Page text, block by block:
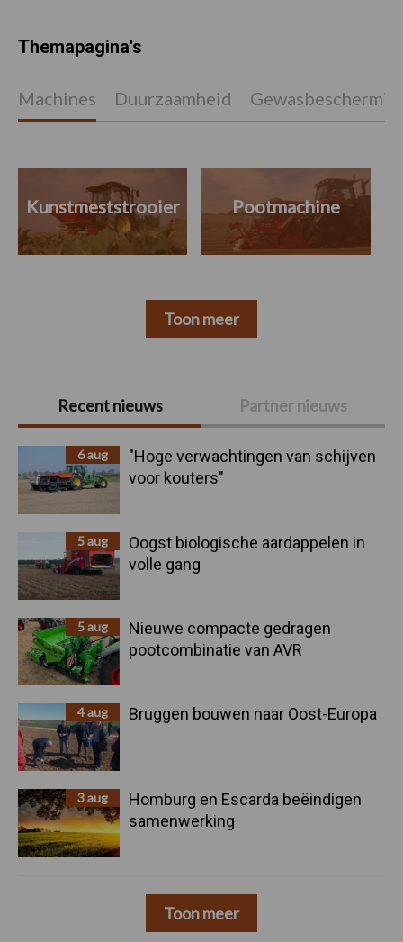
Primaire
Sidebar
Recent nieuws Partner nieuws
6 aug
"Hoge verwachtingen van schijven
voor kouters"
5 aug
Oogst biologische aardappelen in
volle gang
5 aug
Nieuwe compacte gedragen
pootcombinatie van AVR
4 aug Bruggen bouwen naar Oost-Europa
3 aug
Homburg en Escarda beëindigen
samenwerking
Toon meer
Themapagina's
Machines Duurzaamheid
Kunstmeststrooier Pootmachine
Toon meer